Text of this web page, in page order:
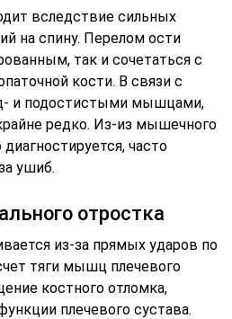
вследствие сильных
на спину. Перелом ости
так и сочетаться с
кости. В связи с
и подостистыми мышцами,
редко. Из-из мышечного
часто
ушиб.
отростка
из-за прямых ударов по
тяги мышц плечевого
костного отломка,
плечевого сустава.